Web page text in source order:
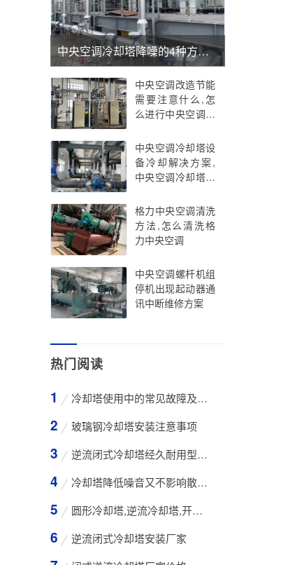
中央空调冷却塔降噪的4种方法,中央空调冷却塔降噪
中央空调改造节能
需要注意什么,怎
么进行中央空调改
中央空调冷却塔设
备冷却解决方案,
中央空调冷却塔工
格力中央空调清洗
方法,怎么清洗格
力中央空调
中央空调螺杆机组
停机出现起动器通
讯中断维修方案
热门阅读
冷却塔使用中的常见故障及维修方法
玻璃钢冷却塔安装注意事项
逆流闭式冷却塔经久耐用型工业凉水塔
冷却塔降低噪音又不影响散热效率的方法
圆形冷却塔,逆流冷却塔,开式冷却塔,200吨冷却
逆流闭式冷却塔安装厂家